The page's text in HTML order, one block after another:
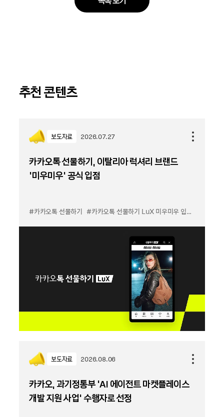
추천 콘텐츠
보도자료 2026.07.27
카카오톡 선물하기, 이탈리아 럭셔리 브랜드
'미우미우' 공식 입점
#카카오톡 선물하기 #카카오톡 선물하기 LuX 미우미우 입점
보도자료 2026.08.06
카카오, 과기정통부 ‘AI 에이전트 마켓플레이스
개발 지원 사업’ 수행자로 선정